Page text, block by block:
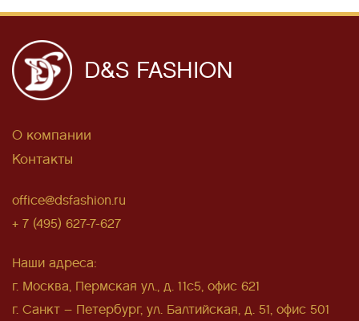
D&S FASHION
О компании
Контакты
office@dsfashion.ru
+ 7 (495) 627-7-627
Наши адреса:
г. Москва, Пермская ул., д. 11с5, офис 621
г. Санкт – Петербург, ул. Балтийская, д. 51, офис 501